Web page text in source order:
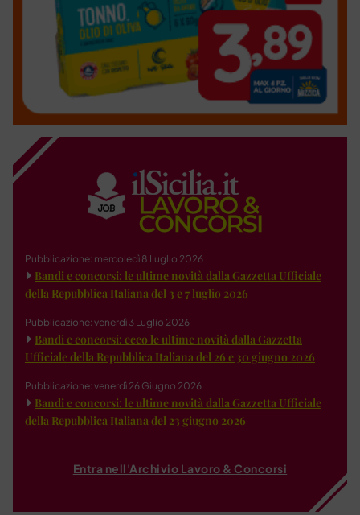
Pubblicazione: mercoledì 8 Luglio 2026
Bandi e concorsi: le ultime novità dalla Gazzetta Ufficiale
della Repubblica Italiana del 3 e 7 luglio 2026
Pubblicazione: venerdì 3 Luglio 2026
Bandi e concorsi: ecco le ultime novità dalla Gazzetta
Ufficiale della Repubblica Italiana del 26 e 30 giugno 2026
Pubblicazione: venerdì 26 Giugno 2026
Bandi e concorsi: le ultime novità dalla Gazzetta Ufficiale
della Repubblica Italiana del 23 giugno 2026
Entra nell'Archivio Lavoro & Concorsi